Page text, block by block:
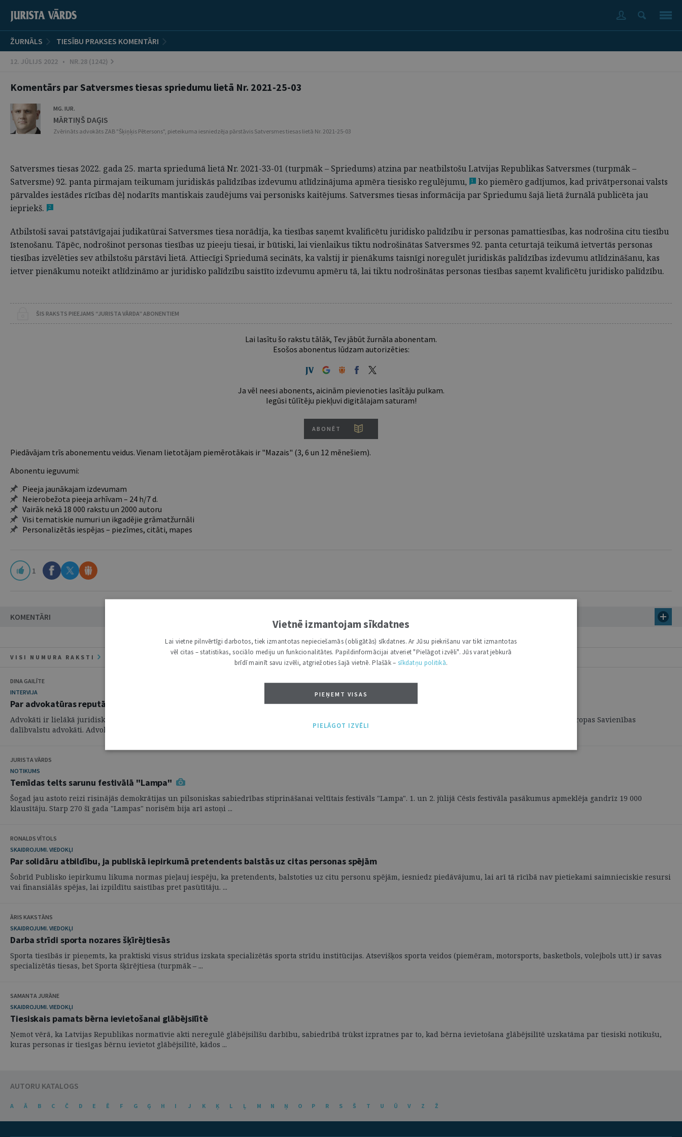
ŽURNĀLS TIESĪBU PRAKSES KOMENTĀRI
12. JŪLIJS 2022 • NR.28 (1242)
Komentārs par Satversmes tiesas spriedumu lietā Nr. 2021-25-03
MG. IUR.
MĀRTIŅŠ DAĢIS
Zvērināts advokāts ZAB "Šķiņķis Pētersons", pieteikuma iesniedzēja pārstāvis Satversmes tiesas lietā Nr. 2021-25-03
Satversmes tiesas 2022. gada 25. marta spriedumā lietā Nr. 2021-33-01 (turpmāk – Spriedums) atzina par neatbilstošu Latvijas Republikas Satversmes (turpmāk –
Satversme) 92. panta pirmajam teikumam juridiskās palīdzības izdevumu atlīdzinājuma apmēra tiesisko regulējumu,
1
ko piemēro gadījumos, kad privātpersonai valsts
pārvaldes iestādes rīcības dēļ nodarīts mantiskais zaudējums vai personisks kaitējums. Satversmes tiesas informācija par Spriedumu šajā lietā žurnālā publicēta jau
iepriekš.
2
Atbilstoši savai patstāvīgajai judikatūrai Satversmes tiesa norādīja, ka tiesības saņemt kvalificētu juridisko palīdzību ir personas pamattiesības, kas nodrošina citu tiesību
īstenošanu. Tāpēc, nodrošinot personas tiesības uz pieeju tiesai, ir būtiski, lai vienlaikus tiktu nodrošinātas Satversmes 92. panta ceturtajā teikumā ietvertās personas
tiesības izvēlēties sev atbilstošu pārstāvi lietā. Attiecīgi Spriedumā secināts, ka valstij ir pienākums taisnīgi noregulēt juridiskās palīdzības izdevumu atlīdzināšanu, kas
ietver pienākumu noteikt atlīdzināmo ar juridisko palīdzību saistīto izdevumu apmēru tā, lai tiktu nodrošinātas personas tiesības saņemt kvalificētu juridisko palīdzību.
ŠIS RAKSTS PIEEJAMS “JURISTA VĀRDA” ABONENTIEM
Lai lasītu šo rakstu tālāk, Tev jābūt žurnāla abonentam.
Esošos abonentus lūdzam autorizēties:
Ja vēl neesi abonents, aicinām pievienoties lasītāju pulkam.
Iegūsi tūlītēju piekļuvi digitālajam saturam!
ABONĒT
Piedāvājam trīs abonementu veidus. Vienam lietotājam piemērotākais ir "Mazais" (3, 6 un 12 mēnešiem).
Abonentu ieguvumi:
Pieeja jaunākajam izdevumam
Neierobežota pieeja arhīvam – 24 h/7 d.
Vairāk nekā 18 000 rakstu un 2000 autoru
Visi tematiskie numuri un ikgadējie grāmatžurnāli
Personalizētās iespējas – piezīmes, citāti, mapes
1
KOMENTĀRI
VISI NUMURA RAKSTI
DINA GAILĪTE
INTERVIJA
Par advokatūras reputāciju atbild katrs Latvijas advokāts
Advokāti ir lielākā juridiskā profesija Latvijā – šobrīd advokātu kolēģijā ir 1354 biedri, no tiem 1202 ir zvērināti advokāti, 136 zvērinātu advokātu palīgi un 16 Eiropas Savienības
dalībvalstu advokāti. Advokāti ir tiesu sistēmai piederīgas, ...
JURISTA VĀRDS
NOTIKUMS
Temīdas telts sarunu festivālā "Lampa"
Šogad jau astoto reizi risinājās demokrātijas un pilsoniskas sabiedrības stiprināšanai veltītais festivāls "Lampa". 1. un 2. jūlijā Cēsīs festivāla pasākumus apmeklēja gandrīz 19 000
klausītāju. Starp 270 šī gada "Lampas" norisēm bija arī astoņi ...
RONALDS VĪTOLS
SKAIDROJUMI. VIEDOKĻI
Par solidāru atbildību, ja publiskā iepirkumā pretendents balstās uz citas personas spējām
Šobrīd Publisko iepirkumu likuma normas pieļauj iespēju, ka pretendents, balstoties uz citu personu spējām, iesniedz piedāvājumu, lai arī tā rīcībā nav pietiekami saimnieciskie resursi
vai finansiālās spējas, lai izpildītu saistības pret pasūtītāju. ...
ĀRIS KAKSTĀNS
SKAIDROJUMI. VIEDOKĻI
Darba strīdi sporta nozares šķīrējtiesās
Sporta tiesībās ir pieņemts, ka praktiski visus strīdus izskata specializētās sporta strīdu institūcijas. Atsevišķos sporta veidos (piemēram, motorsports, basketbols, volejbols utt.) ir savas
specializētās tiesas, bet Sporta šķīrējtiesa (turpmāk – ...
SAMANTA JURĀNE
SKAIDROJUMI. VIEDOKĻI
Tiesiskais pamats bērna ievietošanai glābējsilītē
Ņemot vērā, ka Latvijas Republikas normatīvie akti neregulē glābējsilīšu darbību, sabiedrībā trūkst izpratnes par to, kad bērna ievietošana glābējsilītē uzskatāma par tiesiski notikušu,
kuras personas ir tiesīgas bērnu ievietot glābējsilītē, kādos ...
AUTORU KATALOGS
A Ā B C Č D E Ē F G Ģ H I J K Ķ L Ļ M N Ņ O P R S Š T U Ū V Z Ž
Vietnē izmantojam sīkdatnes
Lai vietne pilnvērtīgi darbotos, tiek izmantotas nepieciešamās (obligātās) sīkdatnes. Ar Jūsu piekrišanu var tikt izmantotas
vēl citas – statistikas, sociālo mediju un funkcionalitātes. Papildinformācijai atveriet "Pielāgot izvēli". Jūs varat jebkurā
brīdī mainīt savu izvēli, atgriežoties šajā vietnē. Plašāk – sīkdatņu politikā.
PIEŅEMT VISAS
PIELĀGOT IZVĒLI